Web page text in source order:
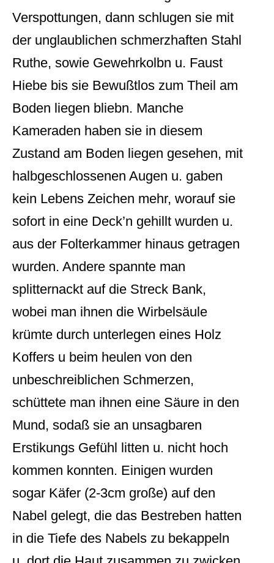
Verspottungen, dann schlugen sie mit
der unglaublichen schmerzhaften Stahl
Ruthe, sowie Gewehrkolbn u. Faust
Hiebe bis sie Bewußtlos zum Theil am
Boden liegen bliebn. Manche
Kameraden haben sie in diesem
Zustand am Boden liegen gesehen, mit
halbgeschlossenen Augen u. gaben
kein Lebens Zeichen mehr, worauf sie
sofort in eine Deck’n gehillt wurden u.
aus der Folterkammer hinaus getragen
wurden. Andere spannte man
splitternackt auf die Streck Bank,
wobei man ihnen die Wirbelsäule
krümte durch unterlegen eines Holz
Koffers u beim heulen von den
unbeschreiblichen Schmerzen,
schüttete man ihnen eine Säure in den
Mund, sodaß sie an unsagbaren
Erstikungs Gefühl litten u. nicht hoch
kommen konnten. Einigen wurden
sogar Käfer (2-3cm große) auf den
Nabel gelegt, die das Bestreben hatten
in die Tiefe des Nabels zu bekappeln